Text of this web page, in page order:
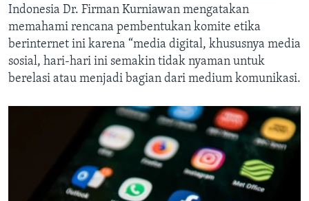
Indonesia Dr. Firman Kurniawan mengatakan
memahami rencana pembentukan komite etika
berinternet ini karena “media digital, khususnya media
sosial, hari-hari ini semakin tidak nyaman untuk
berelasi atau menjadi bagian dari medium komunikasi.